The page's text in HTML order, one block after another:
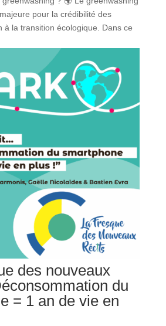
pour la crédibilité des
à la transition écologique. Dans ce
des nouveaux
du
= 1 an de vie en